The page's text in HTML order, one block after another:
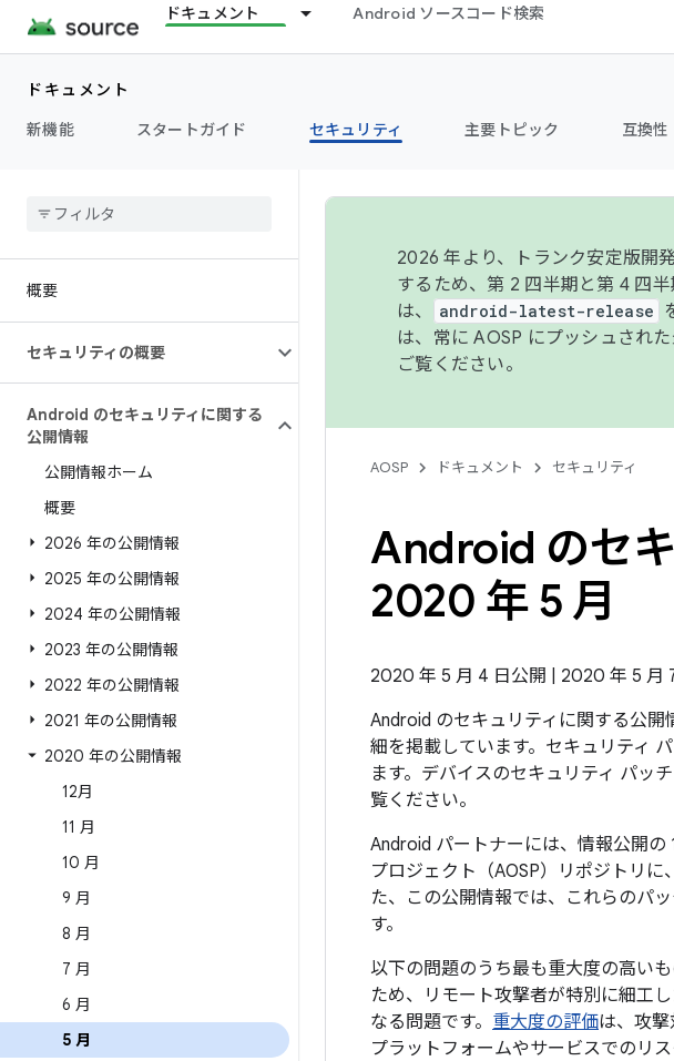
ドキュメント Android ソースコード検索
ドキュメント
新機能
スタートガイド セキュリティ 主要トピック 互換性
概要
セキュリティの概要
Android のセキュリティに関する
公開情報
公開情報ホーム
概要
2026 年の公開情報
2025 年の公開情報
2024 年の公開情報
2023 年の公開情報
2022 年の公開情報
2021 年の公開情報
2020 年の公開情報
12月
11 月
10 月
9 月
8 月
7 月
6 月
5 月
2026 年より、トランク安定版開
するため、第 2 四半期と第 4 四
は、
android-latest-release
は、常に AOSP にプッシュされ
ご覧ください。
AOSP ドキュメント セキュリティ
Android のセ
2020 年 5 月
2020 年 5 月 4 日公開 | 2020 年 5 月
Android のセキュリティに関する公
細を掲載しています。セキュリティ
ます。デバイスのセキュリティ パッ
覧ください。
Android パートナーには、情報公開の
プロジェクト（AOSP）リポジトリ
た、この公開情報では、これらのパ
す。
以下の問題のうち最も重大度の高い
ため、リモート攻撃者が特別に細工
なる問題です。 重大度の評価は、攻
プラットフォームやサービスでのリ